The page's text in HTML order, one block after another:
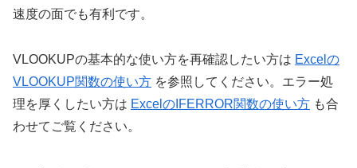
速度の面でも有利です。
VLOOKUPの基本的な使い方を再確認したい方は Excelの
VLOOKUP関数の使い方 を参照してください。エラー処
理を厚くしたい方は ExcelのIFERROR関数の使い方 も合
わせてご覧ください。